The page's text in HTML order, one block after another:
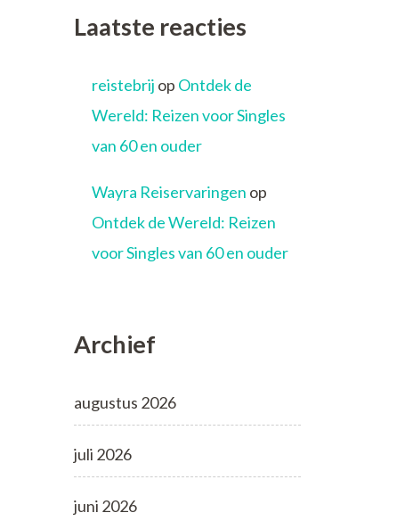
Laatste reacties
reistebrij op Ontdek de
Wereld: Reizen voor Singles
van 60 en ouder
Wayra Reiservaringen op
Ontdek de Wereld: Reizen
voor Singles van 60 en ouder
Archief
augustus 2026
juli 2026
juni 2026